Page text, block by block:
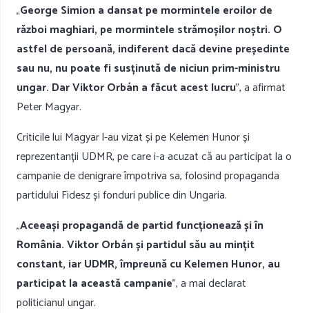
„George Simion a dansat pe mormintele eroilor de
război maghiari, pe mormintele strămoșilor noștri. O
astfel de persoană, indiferent dacă devine președinte
sau nu, nu poate fi susținută de niciun prim-ministru
ungar. Dar Viktor Orbán a făcut acest lucru”, a afirmat
Peter Magyar.
Criticile lui Magyar l-au vizat și peKelemen Hunorși
reprezentanții UDMR, pe care i-a acuzat că au participat la o
campanie de denigrare împotriva sa, folosind propaganda
partidului Fidesz și fonduri publice din Ungaria.
„Aceeași propagandă de partid funcționează și în
România. Viktor Orbán și partidul său au mințit
constant, iar UDMR, împreună cu Kelemen Hunor, au
participat la această campanie”, a mai declarat
politicianul ungar.